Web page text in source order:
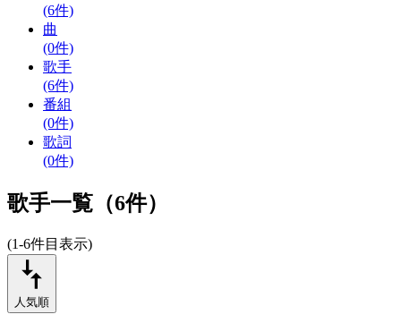
(6件)
曲
(0件)
歌手
(6件)
番組
(0件)
歌詞
(0件)
歌手一覧（6件）
(1-6件目表示)
人気順